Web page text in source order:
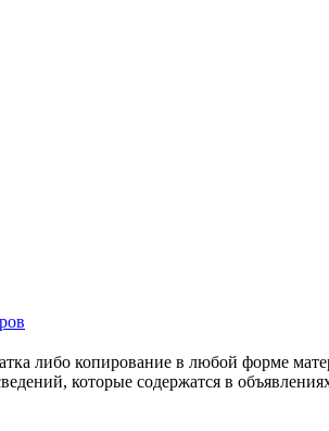
либо копирование в любой форме
которые содержатся в